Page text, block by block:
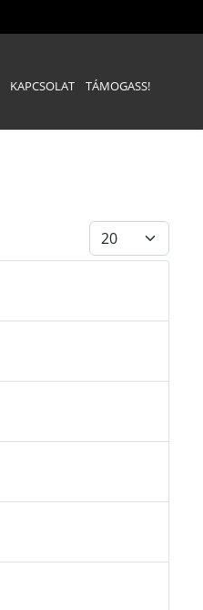
KAPCSOLAT TÁMOGASS!
Tételek #